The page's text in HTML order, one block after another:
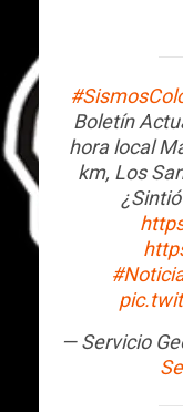
Boletín
hora local
km, Los
— Servicio